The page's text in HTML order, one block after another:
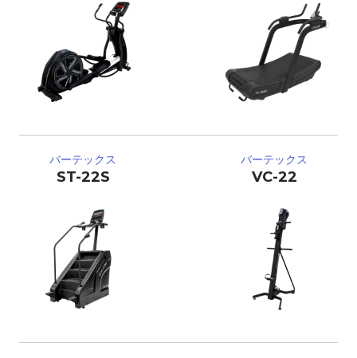
バーテックス
ST-22S
バーテックス
VC-22